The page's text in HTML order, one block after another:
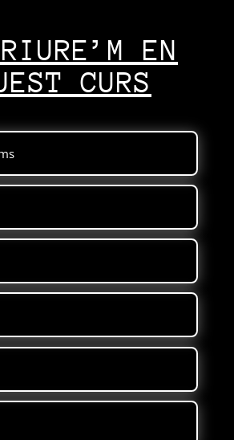
EN
CURS